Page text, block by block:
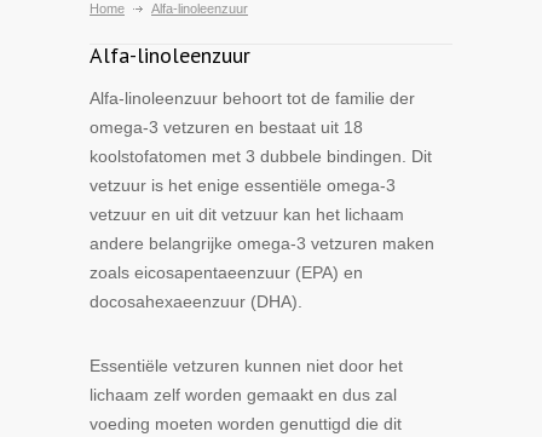
Home Alfa-linoleenzuur
Alfa-linoleenzuur
Alfa-linoleenzuur behoort tot de familie der
omega-3 vetzuren en bestaat uit 18
koolstofatomen met 3 dubbele bindingen. Dit
vetzuur is het enige essentiële omega-3
vetzuur en uit dit vetzuur kan het lichaam
andere belangrijke omega-3 vetzuren maken
zoals eicosapentaeenzuur (EPA) en
docosahexaeenzuur (DHA).
Essentiële vetzuren kunnen niet door het
lichaam zelf worden gemaakt en dus zal
voeding moeten worden genuttigd die dit